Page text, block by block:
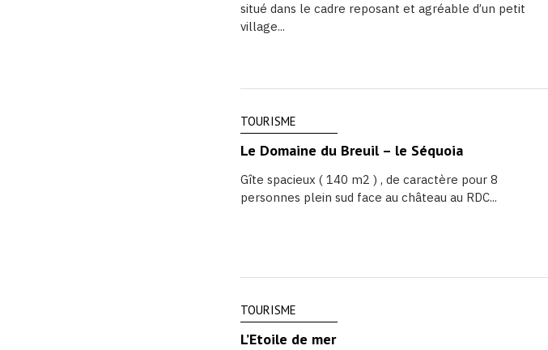
situé dans le cadre reposant et agréable d’un petit
village...
TOURISME
Le Domaine du Breuil – le Séquoia
Gîte spacieux ( 140 m2 ) , de caractère pour 8
personnes plein sud face au château au RDC...
TOURISME
L’Etoile de mer